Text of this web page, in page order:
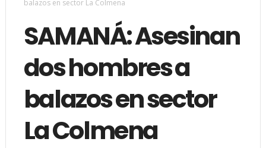
balazos en sector La Colmena
SAMANÁ: Asesinan
dos hombres a
balazos en sector
La Colmena